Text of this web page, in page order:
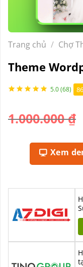
Trang chủ / Chợ
Theme
5.0 (68)
1.000.000₫
Xem